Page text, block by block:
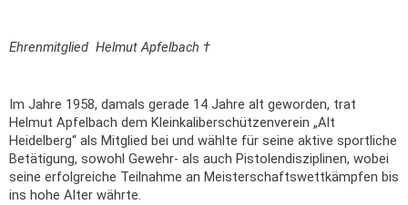
Ehrenmitglied Helmut Apfelbach †
Im Jahre 1958, damals gerade 14 Jahre alt geworden, trat
Helmut Apfelbach dem Kleinkaliberschützenverein „Alt
Heidelberg“ als Mitglied bei und wählte für seine aktive sportliche
Betätigung, sowohl Gewehr- als auch Pistolendisziplinen, wobei
seine erfolgreiche Teilnahme an Meisterschaftswettkämpfen bis
ins hohe Alter währte.